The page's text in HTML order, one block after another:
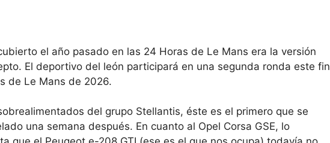
el año pasado en las 24 Horas de Le Mans era la versión
El deportivo del león participará en una segunda ronda este fin
de Le Mans de 2026.
del grupo Stellantis, éste es el primero que se
una semana después. En cuanto al Opel Corsa GSE, lo